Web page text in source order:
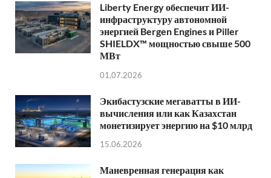
Liberty Energy обеспечит ИИ-
инфраструктуру автономной
энергией Bergen Engines и Piller
SHIELDX™ мощностью свыше 500
МВт
01.07.2026
Экибастузские мегаватты в ИИ-
вычисления или как Казахстан
монетизирует энергию на $10 млрд
15.06.2026
Маневренная генерация как